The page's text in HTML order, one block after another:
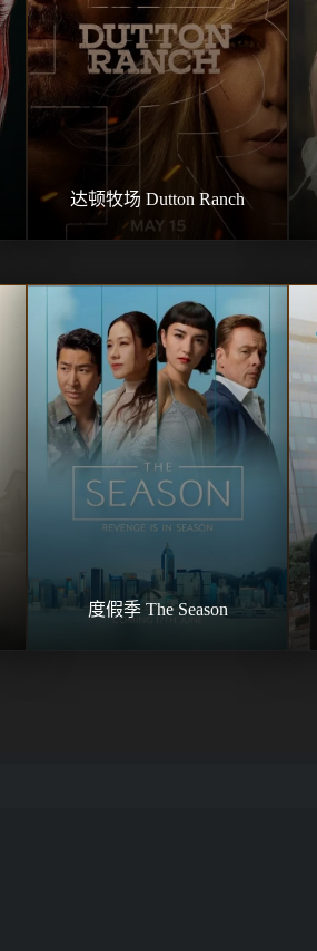
达顿牧场 Dutton Ranch
度假季 The Season